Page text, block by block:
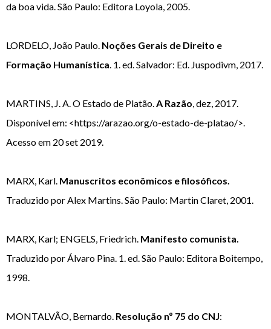
da boa vida. São Paulo: Editora Loyola, 2005.
LORDELO, João Paulo. Noções Gerais de Direito e
Formação Humanística. 1. ed. Salvador: Ed. Juspodivm, 2017.
MARTINS, J. A. O Estado de Platão.A Razão, dez, 2017.
Disponível em: <https://arazao.org/o-estado-de-platao/>.
Acesso em 20 set 2019.
MARX, Karl. Manuscritos econômicos e filosóficos.
Traduzido por Alex Martins. São Paulo: Martin Claret, 2001.
MARX, Karl; ENGELS, Friedrich. Manifesto comunista.
Traduzido por Álvaro Pina. 1. ed. São Paulo: Editora Boitempo,
1998.
MONTALVÃO, Bernardo. Resolução nº 75 do CNJ: